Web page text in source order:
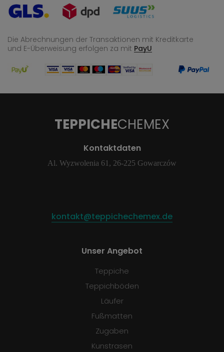
Die Abrechnungen der Transaktionen mit Kreditkarte
und E-Überweisung erfolgen za mit PayU
TEPPICHECHEMEX
Kontaktdaten
Al. Wyzwolenia 61, 26-225 Gowarczów
kontakt@teppichechemex.de
Unser Angebot
Teppiche
Teppichböden
Läufer
Fußmatten
Zugaben
Kunstrasen